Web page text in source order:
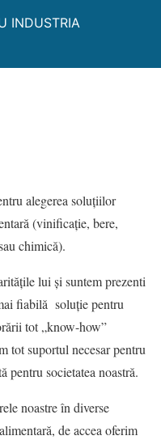
INDUSTRIA
alegerea soluțiilor
(vinificație, bere,
chimică).
lui și suntem prezenti
fiabilă soluție pentru
tot „know-how”
tot suportul necesar pentru
pentru societatea noastră.
noastre în diverse
de accea oferim